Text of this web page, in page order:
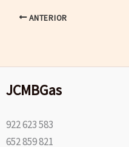
ANTERIOR
JCMBGas
922 623 583
652 859 821